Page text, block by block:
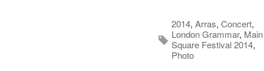
2014, Arras, Concert,
London Grammar, Main
Square Festival 2014,
Photo